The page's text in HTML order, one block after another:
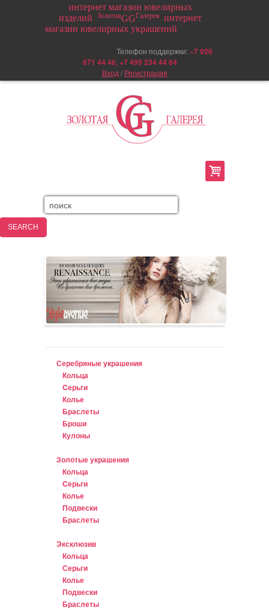
интернет магазин ювелирных
изделий
ЗолотаяGGГалерея интернет
магазин ювелирных украшений
Телефон поддержки: +7 926
671 44 46, +7 495 234 44 64
Вход / Регистрация
Серебряные украшения
Кольца
Cерьги
Колье
Браслеты
Броши
Кулоны
Золотые украшения
Кольца
Cерьги
Колье
Подвески
Браслеты
Эксклюзив
Кольца
Серьги
Колье
Подвески
Браслеты